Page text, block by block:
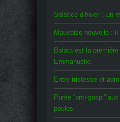
Solstice d’hiver : Un
Mauvaise nouvelle : il
Balata est la
Emmanuelle.
Entre tristesse et
Purée “anti-gaspi”
poules